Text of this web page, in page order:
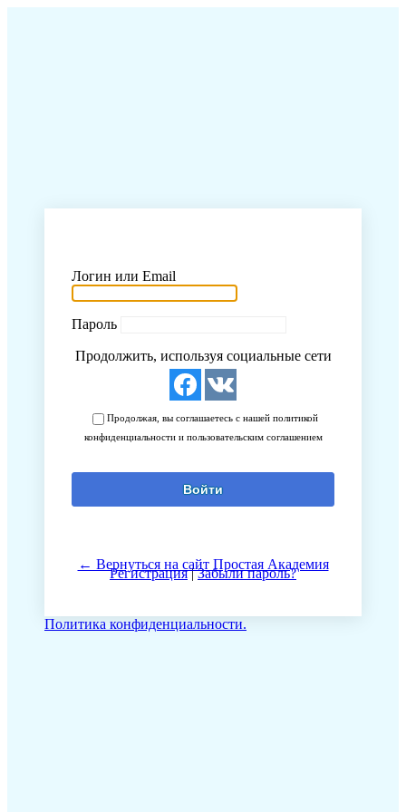
Логин или Email
Пароль
Продолжить, используя социальные сети
Продолжая, вы соглашаетесь с нашей политикой
конфиденциальности и пользовательским соглашением
Регистрация|Забыли пароль?
← Вернуться на сайт Простая Академия
Политика конфиденциальности.